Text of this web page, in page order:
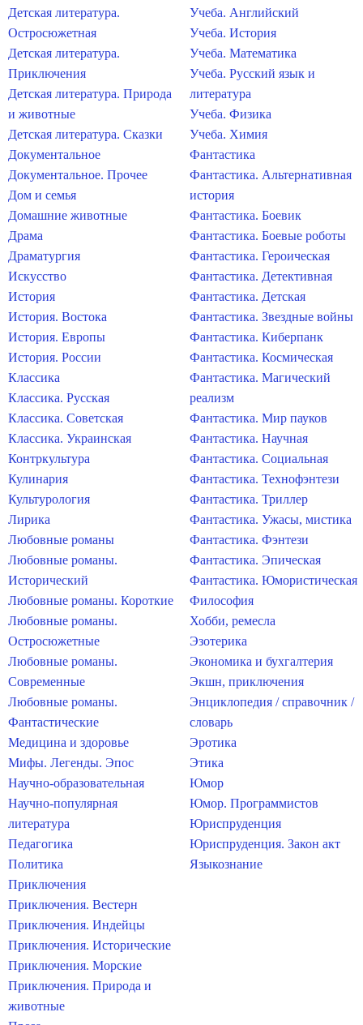
Детская литература.
Остросюжетная
Детская литература.
Приключения
Детская литература. Природа
и животные
Детская литература. Сказки
Документальное
Документальное. Прочее
Дом и семья
Домашние животные
Драма
Драматургия
Искусство
История
История. Востока
История. Европы
История. России
Классика
Классика. Русская
Классика. Советская
Классика. Украинская
Контркультура
Кулинария
Культурология
Лирика
Любовные романы
Любовные романы.
Исторический
Любовные романы. Короткие
Любовные романы.
Остросюжетные
Любовные романы.
Современные
Любовные романы.
Фантастические
Медицина и здоровье
Мифы. Легенды. Эпос
Научно-образовательная
Научно-популярная
литература
Педагогика
Политика
Приключения
Приключения. Вестерн
Приключения. Индейцы
Приключения. Исторические
Приключения. Морские
Приключения. Природа и
животные
Учеба. Английский
Учеба. История
Учеба. Математика
Учеба. Русский язык и
литература
Учеба. Физика
Учеба. Химия
Фантастика
Фантастика. Альтернативная
история
Фантастика. Боевик
Фантастика. Боевые роботы
Фантастика. Героическая
Фантастика. Детективная
Фантастика. Детская
Фантастика. Звездные войны
Фантастика. Киберпанк
Фантастика. Космическая
Фантастика. Магический
реализм
Фантастика. Мир пауков
Фантастика. Научная
Фантастика. Социальная
Фантастика. Технофэнтези
Фантастика. Триллер
Фантастика. Ужасы, мистика
Фантастика. Фэнтези
Фантастика. Эпическая
Фантастика. Юмористическая
Философия
Хобби, ремесла
Эзотерика
Экономика и бухгалтерия
Экшн, приключения
Энциклопедия / справочник /
словарь
Эротика
Этика
Юмор
Юмор. Программистов
Юриспруденция
Юриспруденция. Закон акт
Языкознание